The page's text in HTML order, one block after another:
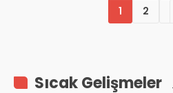
1 2
Sıcak Gelişmeler